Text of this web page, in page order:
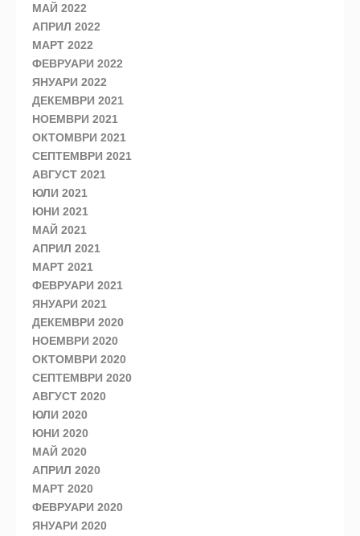
МАЙ 2022
АПРИЛ 2022
МАРТ 2022
ФЕВРУАРИ 2022
ЯНУАРИ 2022
ДЕКЕМВРИ 2021
НОЕМВРИ 2021
ОКТОМВРИ 2021
СЕПТЕМВРИ 2021
АВГУСТ 2021
ЮЛИ 2021
ЮНИ 2021
МАЙ 2021
АПРИЛ 2021
МАРТ 2021
ФЕВРУАРИ 2021
ЯНУАРИ 2021
ДЕКЕМВРИ 2020
НОЕМВРИ 2020
ОКТОМВРИ 2020
СЕПТЕМВРИ 2020
АВГУСТ 2020
ЮЛИ 2020
ЮНИ 2020
МАЙ 2020
АПРИЛ 2020
МАРТ 2020
ФЕВРУАРИ 2020
ЯНУАРИ 2020